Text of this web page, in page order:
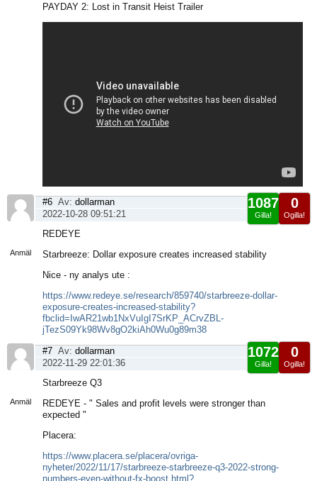
PAYDAY 2: Lost in Transit Heist Trailer
Anmäl
0
Ogilla!
1087
Gilla!
#6 Av: dollarman
2022-10-28 09:51:21
REDEYE
Starbreeze: Dollar exposure creates increased stability
Nice - ny analys ute :
https://www.redeye.se/research/859740/starbreeze-dollar-
exposure-creates-increased-stability?
fbclid=IwAR21wb1NxVuIgI7SrKP_ACrvZBL-
jTezS09Yk98Wv8gO2kiAh0Wu0g89m38
Anmäl
0
Ogilla!
1072
Gilla!
#7 Av: dollarman
2022-11-29 22:01:36
Starbreeze Q3
REDEYE - " Sales and profit levels were stronger than
expected "
Placera:
https://www.placera.se/placera/ovriga-
nyheter/2022/11/17/starbreeze-starbreeze-q3-2022-strong-
numbers-even-without-fx-boost.html?